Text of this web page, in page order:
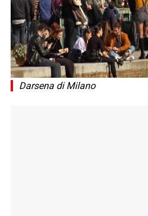
Darsena di Milano